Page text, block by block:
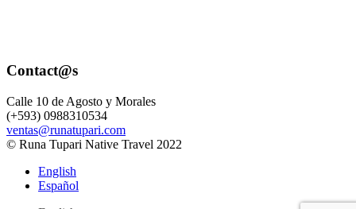
Contact@s
Calle 10 de Agosto y Morales
(+593) 0988310534
ventas@runatupari.com
© Runa Tupari Native Travel 2022
English
Español